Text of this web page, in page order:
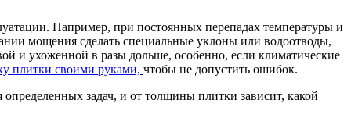
Например, при постоянных перепадах температуры и
мощения сделать специальные уклоны или водоотводы,
и ухоженной в разы дольше, особенно, если климатические
плитки своими руками, чтобы не допустить ошибок.
задач, и от толщины плитки зависит, какой